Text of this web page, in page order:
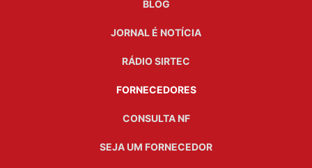
BLOG
JORNAL É NOTÍCIA
RÁDIO SIRTEC
FORNECEDORES
CONSULTA NF
SEJA UM FORNECEDOR